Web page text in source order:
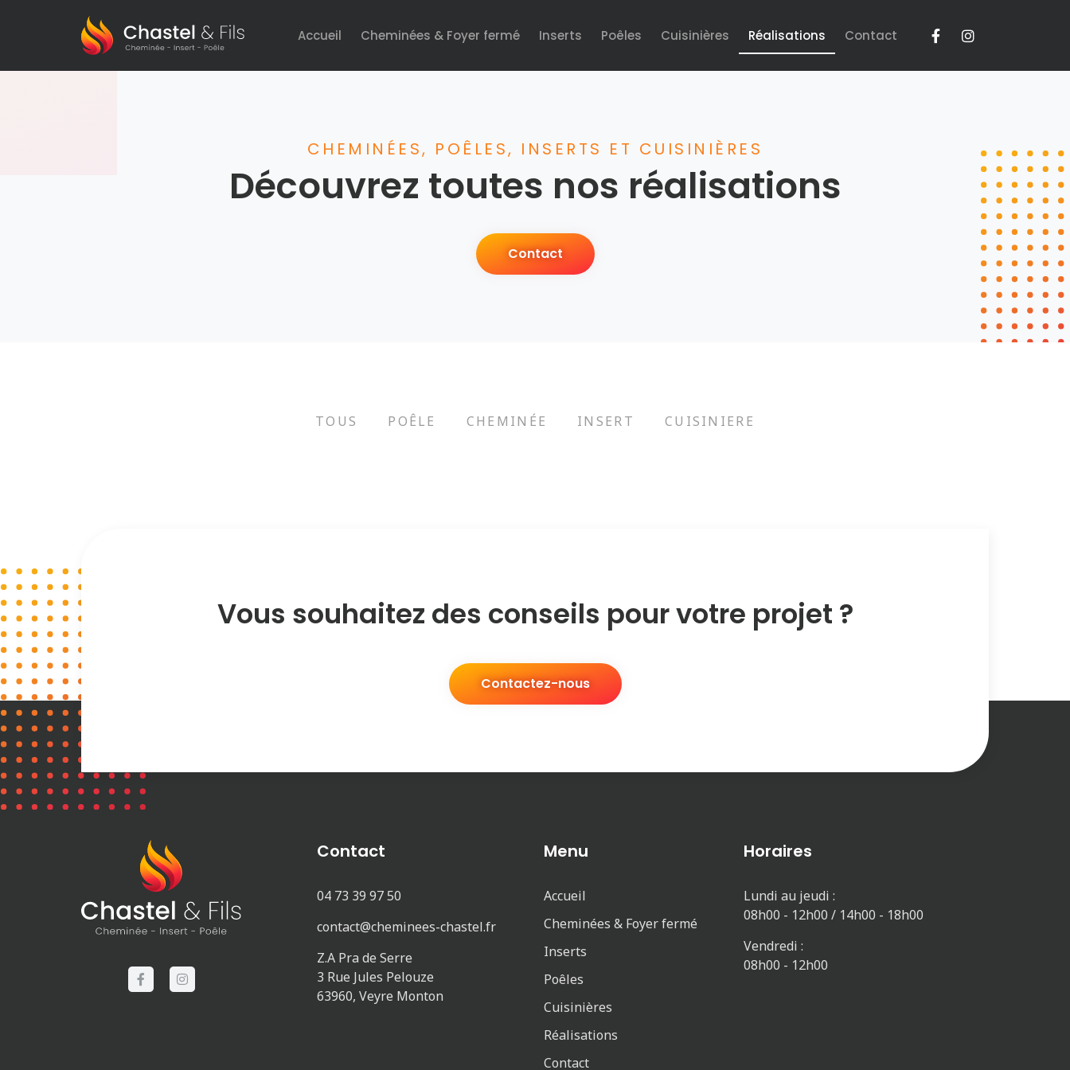
Accueil Cheminées & Foyer fermé Inserts Poêles Cuisinières Réalisations Contact
CHEMINÉES, POÊLES, INSERTS ET CUISINIÈRES
Découvrez toutes nos réalisations
Contact
TOUS POÊLE CHEMINÉE INSERT CUISINIERE
Vous souhaitez des conseils pour votre projet ?
Contactez-nous
Contact
04 73 39 97 50
contact@cheminees-chastel.fr
Z.A Pra de Serre
3 Rue Jules Pelouze
63960, Veyre Monton
Menu
Accueil
Cheminées & Foyer fermé
Inserts
Poêles
Cuisinières
Réalisations
Contact
Horaires
Lundi au jeudi :
08h00 - 12h00 / 14h00 - 18h00
Vendredi :
08h00 - 12h00